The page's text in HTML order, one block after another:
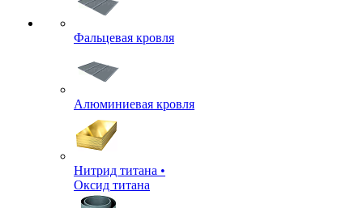
Фальцевая кровля
Алюминиевая кровля
Нитрид титана •
Оксид титана